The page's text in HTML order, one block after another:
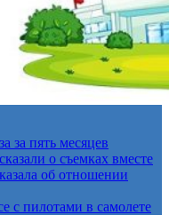
за пять месяцев
о съемках вместе
об отношении
с пилотами в самолете